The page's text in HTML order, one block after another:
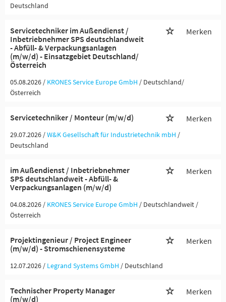
Deutschland
Servicetechniker im Außendienst /
Inbetriebnehmer SPS deutschlandweit
- Abfüll- & Verpackungsanlagen
(m/w/d) - Einsatzgebiet Deutschland/
Österreich
Merken
05.08.2026 / KRONES Service Europe GmbH / Deutschland/
Österreich
Servicetechniker / Monteur (m/w/d) Merken
29.07.2026 /W&K Gesellschaft für Industrietechnik mbH /
Deutschland
im Außendienst / Inbetriebnehmer
SPS deutschlandweit - Abfüll- &
Verpackungsanlagen (m/w/d)
Merken
04.08.2026 / KRONES Service Europe GmbH / Deutschlandweit /
Österreich
Projektingenieur / Project Engineer
(m/w/d) - Stromschienensysteme
Merken
12.07.2026 / Legrand Systems GmbH / Deutschland
Technischer Property Manager
(m/w/d)
Merken